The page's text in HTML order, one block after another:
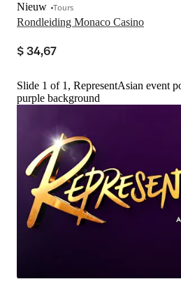
Rondleiding Monaco Casino
Nieuw Tours
$ 34,67
Slide 1 of 1, RepresentAsian event
purple background